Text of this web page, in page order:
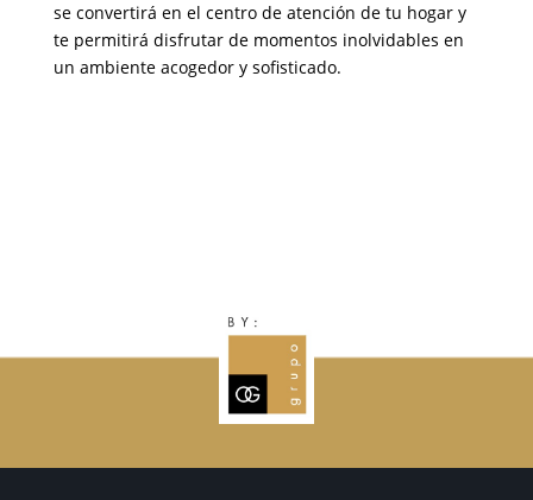
se convertirá en el centro de atención de tu hogar y
te permitirá disfrutar de momentos inolvidables en
un ambiente acogedor y sofisticado.